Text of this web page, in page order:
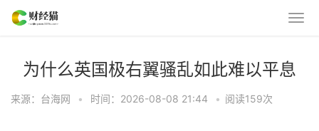
为什么英国极右翼骚乱如此难以平息
来源：台海网 • 时间：2026-08-08 21:44 • 阅读159次